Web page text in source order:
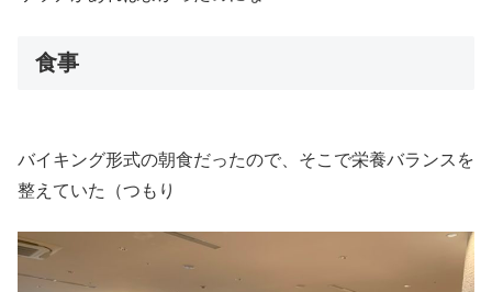
食事
バイキング形式の朝食だったので、そこで栄養バランスを
整えていた（つもり